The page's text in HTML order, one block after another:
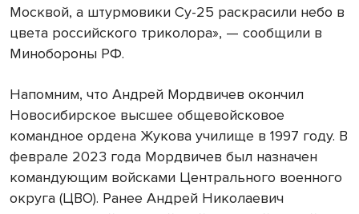
Москвой, а штурмовики Су-25 раскрасили небо в
цвета российского триколора», — сообщили в
Минобороны РФ.
Напомним, что Андрей Мордвичев окончил
Новосибирское высшее общевойсковое
командное ордена Жукова училище в 1997 году. В
феврале 2023 года Мордвичев был назначен
командующим войсками Центрального военного
округа (ЦВО). Ранее Андрей Николаевич